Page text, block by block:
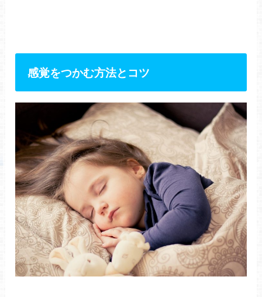
感覚をつかむ方法とコツ